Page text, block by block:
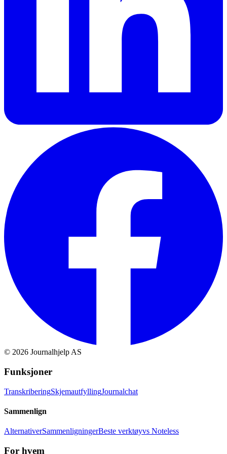
© 2026 Journalhjelp AS
Funksjoner
TranskriberingSkjemautfyllingJournalchat
Sammenlign
AlternativerSammenligningerBeste verktøyvs Noteless
For hvem